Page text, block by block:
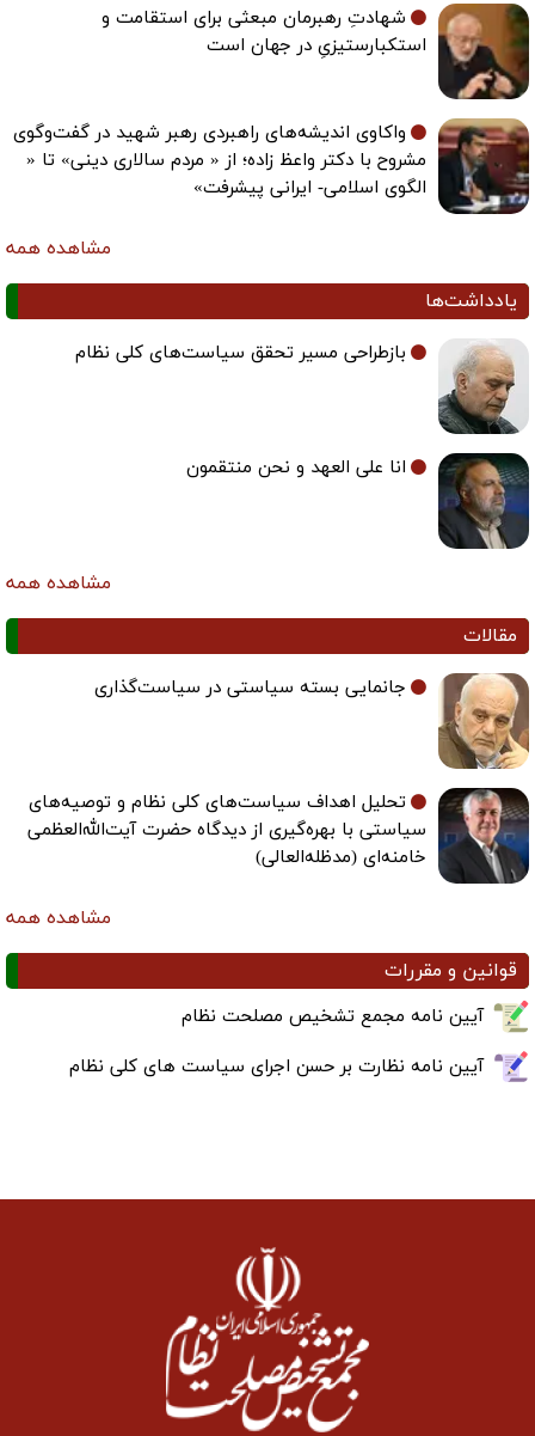
شهادتِ رهبرمان مبعثی برای استقامت و
استکبارستیزیِ در جهان است
واکاوی اندیشه‌های راهبردی رهبر شهید در گفت‌وگوی
مشروح با دکتر واعظ زاده؛ از « مردم سالاری دینی» تا «
الگوی اسلامی- ایرانی پیشرفت»
مشاهده همه
یادداشت‌ها
بازطراحی مسیر تحقق سیاست‌های کلی نظام
انا علی العهد و نحن منتقمون
مشاهده همه
مقالات
جانمایی بسته سیاستی در سیاست‌گذاری
تحلیل اهداف سیاست‌های کلی نظام و توصیه‌های
سیاستی با بهره‌گیری از دیدگاه حضرت آیت‌الله‌العظمی
خامنه‌ای (مدظله‌العالی)
مشاهده همه
قوانین و مقررات
آیین نامه مجمع تشخیص مصلحت نظام
آیین نامه نظارت بر حسن اجرای سیاست های کلی نظام